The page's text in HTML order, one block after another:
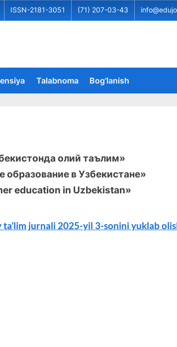
ISSN-2181-3051 (71) 207-03-43
Toggle
Toggle
menu
Toggle
sub-
Talabnoma Bog’lanish
олий таълим»
образование в Узбекистане»
education in Uzbekistan»
ta’lim jurnali 2025-yil 3-sonini yuklab